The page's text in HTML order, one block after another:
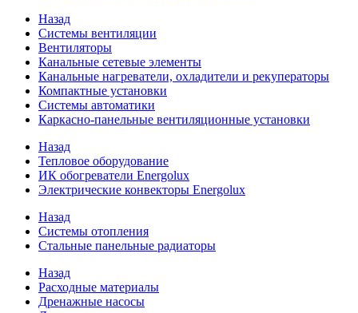
Назад
Системы вентиляции
Вентиляторы
Канальные сетевые элементы
Канальные нагреватели, охладители и рекуператоры
Компактные установки
Системы автоматики
Каркасно-панельные вентиляционные установки
Назад
Тепловое оборудование
ИК обогреватели Energolux
Электрические конвекторы Energolux
Назад
Системы отопления
Стальные панельные радиаторы
Назад
Расходные материалы
Дренажные насосы